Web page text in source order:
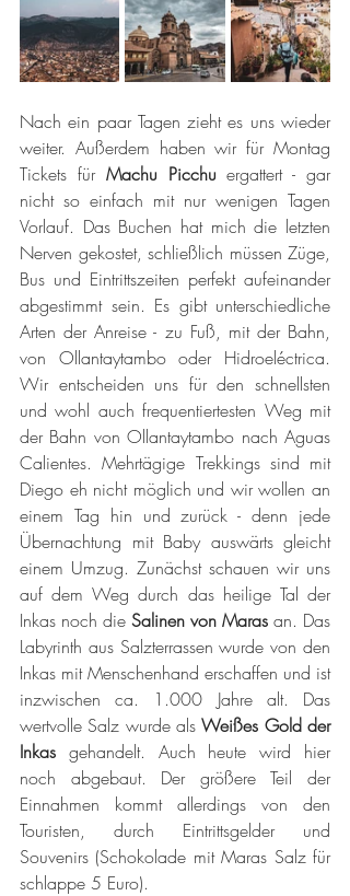
Nach ein paar Tagen zieht es uns wieder
weiter. Außerdem haben wir für Montag
Tickets für Machu Picchu ergattert - gar
nicht so einfach mit nur wenigen Tagen
Vorlauf. Das Buchen hat mich die letzten
Nerven gekostet, schließlich müssen Züge,
Bus und Eintrittszeiten perfekt aufeinander
abgestimmt sein. Es gibt unterschiedliche
Arten der Anreise - zu Fuß, mit der Bahn,
von Ollantaytambo oder Hidroeléctrica.
Wir entscheiden uns für den schnellsten
und wohl auch frequentiertesten Weg mit
der Bahn von Ollantaytambo nach Aguas
Calientes. Mehrtägige Trekkings sind mit
Diego eh nicht möglich und wir wollen an
einem Tag hin und zurück - denn jede
Übernachtung mit Baby auswärts gleicht
einem Umzug. Zunächst schauen wir uns
auf dem Weg durch das heilige Tal der
Inkas noch die Salinen von Maras an. Das
Labyrinth aus Salzterrassen wurde von den
Inkas mit Menschenhand erschaffen und ist
inzwischen ca. 1.000 Jahre alt. Das
wertvolle Salz wurde als Weißes Gold der
Inkas gehandelt. Auch heute wird hier
noch abgebaut. Der größere Teil der
Einnahmen kommt allerdings von den
Touristen, durch Eintrittsgelder und
Souvenirs (Schokolade mit Maras Salz für
schlappe 5 Euro).